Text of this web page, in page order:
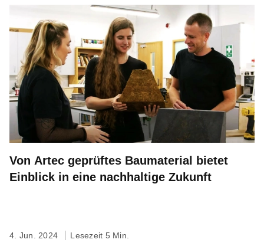
Von Artec geprüftes Baumaterial bietet
Einblick in eine nachhaltige Zukunft
4. Jun. 2024 Lesezeit 5 Min.